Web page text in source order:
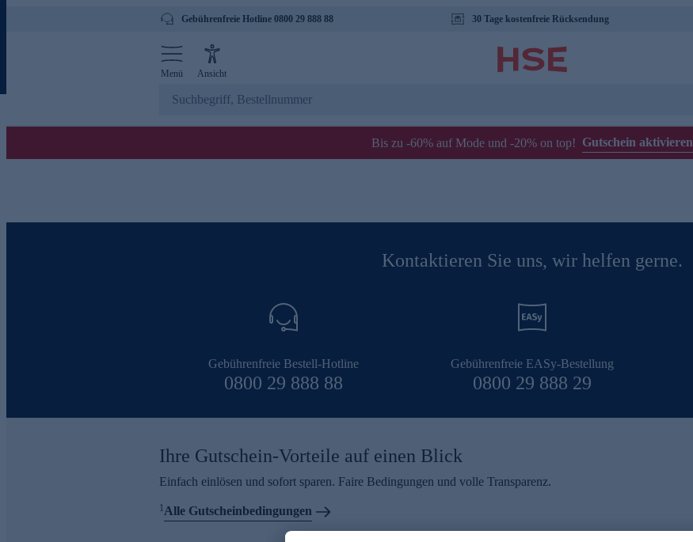
Gebührenfreie Hotline 0800 29 888 88 30 Tage kostenfreie Rücksendung
Menü Ansicht
Bis zu -60% auf Mode und -20% on top! Gutschein aktivieren
Kontaktieren Sie uns, wir helfen gerne.
Gebührenfreie Bestell-Hotline
0800 29 888 88
Gebührenfreie EASy-Bestellung
0800 29 888 29
Ihre Gutschein-Vorteile auf einen Blick
Einfach einlösen und sofort sparen. Faire Bedingungen und volle Transparenz.
1Alle Gutscheinbedingungen